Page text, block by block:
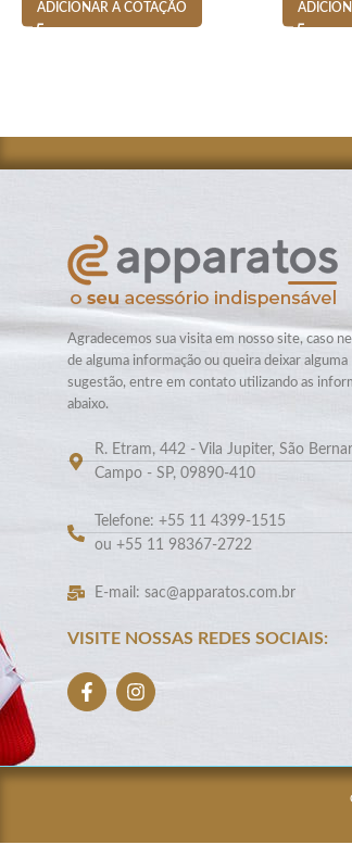
ADICIONAR A COTAÇÃO
Agradecemos sua visita em nosso site, caso
de alguma informação ou queira deixar alguma
sugestão, entre em contato utilizando as
abaixo.
R. Etram, 442 - Vila Jupiter, São
Campo - SP, 09890-410
Telefone: +55 11 4399-1515
ou +55 11 98367-2722
E-mail: sac@apparatos.com.br
VISITE NOSSAS REDES SOCIAIS: